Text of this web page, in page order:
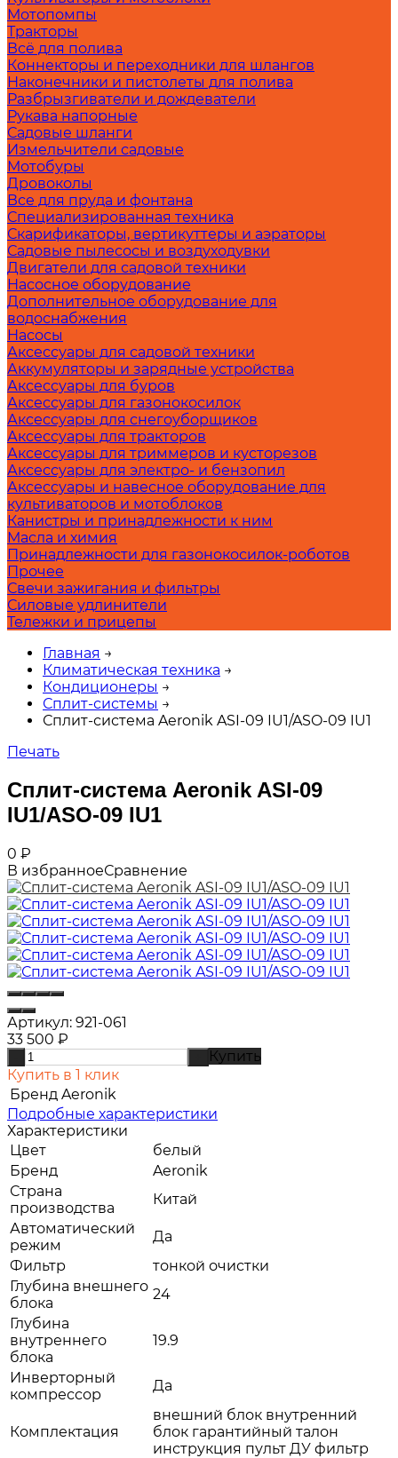
Мотопомпы
Тракторы
Всё для полива
Коннекторы и переходники для шлангов
Наконечники и пистолеты для полива
Разбрызгиватели и дождеватели
Рукава напорные
Садовые шланги
Измельчители садовые
Мотобуры
Дровоколы
Все для пруда и фонтана
Специализированная техника
Скарификаторы, вертикуттеры и аэраторы
Садовые пылесосы и воздуходувки
Двигатели для садовой техники
Насосное оборудование
Дополнительное оборудование для
водоснабжения
Насосы
Аксессуары для садовой техники
Аккумуляторы и зарядные устройства
Аксессуары для буров
Аксессуары для газонокосилок
Аксессуары для снегоуборщиков
Аксессуары для тракторов
Аксессуары для триммеров и кусторезов
Аксессуары для электро- и бензопил
Аксессуары и навесное оборудование для
культиваторов и мотоблоков
Канистры и принадлежности к ним
Масла и химия
Принадлежности для газонокосилок-роботов
Прочее
Свечи зажигания и фильтры
Силовые удлинители
Тележки и прицепы
Главная →
Климатическая техника →
Кондиционеры →
Сплит-системы →
Сплит-система Aeronik ASI-09 IU1/ASO-09 IU1
Печать
Сплит-система Aeronik ASI-09
IU1/ASO-09 IU1
0 ₽
В избранноеСравнение
Артикул: 921-061
33 500 ₽
Купить
Купить в 1 клик
Бренд Aeronik
Подробные характеристики
Характеристики
Цвет
белый
Бренд
Aeronik
Страна
производства
Китай
Автоматический
режим
Да
Фильтр
тонкой очистки
Глубина внешнего
блока
24
Глубина
внутреннего
блока
19.9
Инверторный
компрессор
Да
Комплектация
внешний блок внутренний
блок гарантийный талон
инструкция пульт ДУ фильтр